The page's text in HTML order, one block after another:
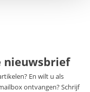
nieuwsbrief
En wilt u als
ontvangen? Schrijf